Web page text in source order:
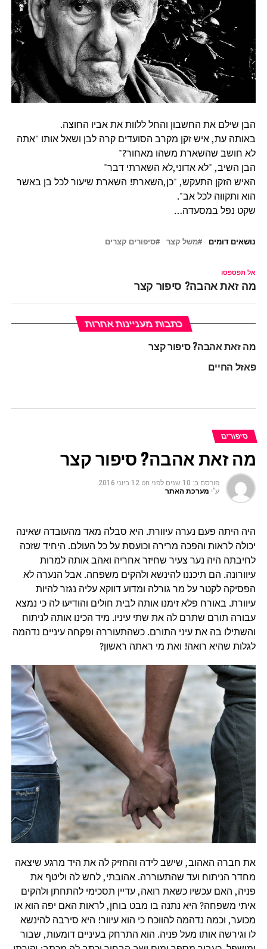
הבן שילם את החשבון והחל ללוות את אביו החוצה.
באותה עת, איש זקן מקרב הסועדים קרה לבן ושאל אותו "אתה
לא חושב שהשארת משהו מאחור?"
הבן השיב, "לא אדוני,לא השארתי דבר"
האיש הזקן התעקש, "כן,השארת! השארת שיעור לכל בן באשר
הוא ותקווה לכל אב".
שקט נפל במסעדה…
נושאים דומים משל קצר סיפורים קצרים
אל תפספסו
מה זאת אהבה? סיפור קצר
כתבות מעניינות אחרות
מה זאת אהבה? סיפור קצר
פאזל החיים
סיפורים
מה זאת אהבה? סיפור קצר
פורסם ב: 10 שנים לפני on 12 ביוני 2016
ע"י מערכת האתר
היה היתה פעם נערה עיוורת. היא סבלה מאד מהעובדה שאינה
יכולה לראות והפכה מרירה וכועסת על כל העולם. היחיד שזכה
לחיבתה היה נער צעיר שחיזר אחריה ואהב אותה למרות
עיוורונה. הם תיכננו להינשא ולהקים משפחה. אבל הנערה לא
הפסיקה לקטר על מר גורלה ומדוע דווקא עליה נגזר להיות
עיוורת. באורח פלא זימנו אותה לבית חולים והודיעו לה כי נמצא
עבורה תורם שתרם לה את שתי עיניו. מיד הכינו אותה לניתוח
והשתילו בה את עיני התורם. כשהתעוררה ופקחה עיניים נדהמה
לגלות שהיא רואה! ואת מי ראתה ראשון?
את חברה האהוב, שישב לידה והחזיק לה את היד מרגע שיצאה
מחדר הניתוח ועד שהתעוררה. אהובתי, לחש לה וליטף את
פניה, האם עכשיו כשאת רואה, עדיין תסכימי להתחתן ולהקים
איתי משפחה? היא נתנה בו מבט בוחן, לראות האם יפה הוא או
מכוער, וכמה נדהמה להווכח כי הוא עיוור! היא סירבה להינשא
לו וגירשה אותו מעל פניה. הוא התרחק בעיניים דומעות, שבור